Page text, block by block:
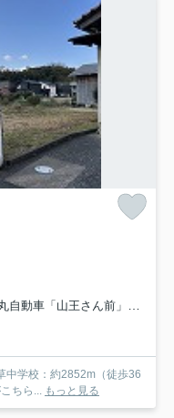
動車「山王さん前」バス停下車 徒歩3分
中学校：約2852m（徒歩36
ちら... もっと見る